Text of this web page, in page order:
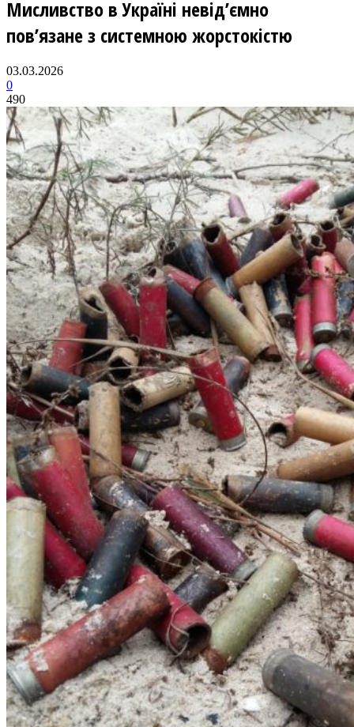
Мисливство в Україні невід’ємно
пов’язане з системною жорстокістю
03.03.2026
0
490